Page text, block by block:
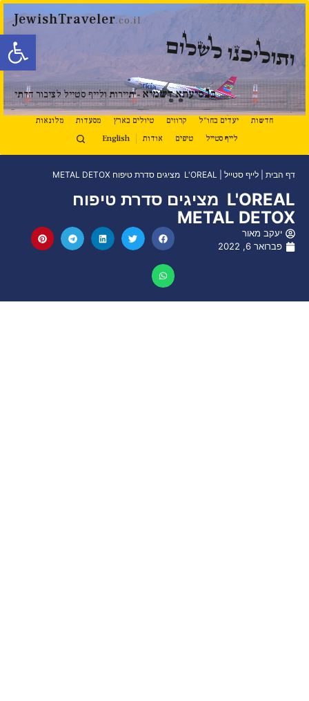
פתח
JewishTraveler.co.il
ותוליכנו לשלום
בנסיעתא דשמיא - תיירות ולייף סטייל לציבור הדתי
חדשות יעדים בחו"ל קרוזים טיולים בארץ מסעדות
מלונאות
לייף סטייל
טיפים אודות English
דף הבית לייף סטייל L'OREAL מציגים סדרת טיפוח METAL DETOX
L'OREAL מציגים סדרת טיפוח
METAL DETOX
יעקב מאור
פברואר 6, 2022